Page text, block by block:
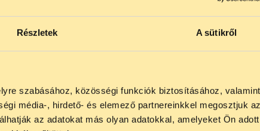
Részletek A sütikről
szabásához, közösségi funkciók biztosításához, valamint
média-, hirdető- és elemező partnereinkkel megosztjuk
az adatokat más olyan adatokkal, amelyeket Ön
álló hálózat eredményesen
lesz hatékonyan hírt is adni erről egy
SZÜNET!
hogy
telefonos jogsegélyünk július 27 és
első telefonos jogsegély
augusztus 25-én